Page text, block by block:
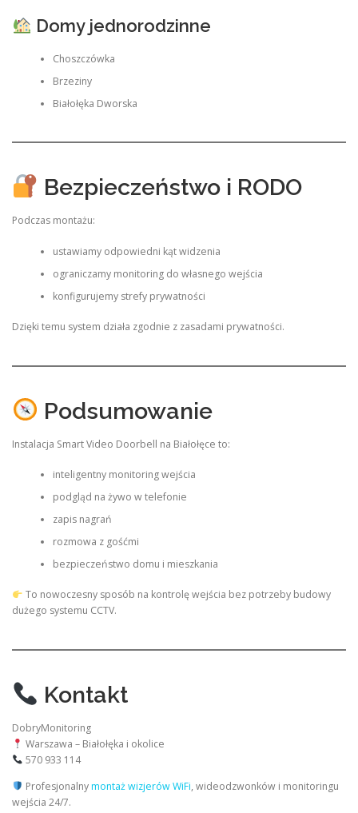
Domy jednorodzinne
Choszczówka
Brzeziny
Białołęka Dworska
Bezpieczeństwo i RODO
Podczas montażu:
ustawiamy odpowiedni kąt widzenia
ograniczamy monitoring do własnego wejścia
konfigurujemy strefy prywatności
Dzięki temu system działa zgodnie z zasadami prywatności.
Podsumowanie
Instalacja Smart Video Doorbell na Białołęce to:
inteligentny monitoring wejścia
podgląd na żywo w telefonie
zapis nagrań
rozmowa z gośćmi
bezpieczeństwo domu i mieszkania
To nowoczesny sposób na kontrolę wejścia bez potrzeby budowy
dużego systemu CCTV.
Kontakt
DobryMonitoring
Warszawa – Białołęka i okolice
570 933 114
Profesjonalnymontaż wizjerów WiFi, wideodzwonków i monitoringu
wejścia 24/7.